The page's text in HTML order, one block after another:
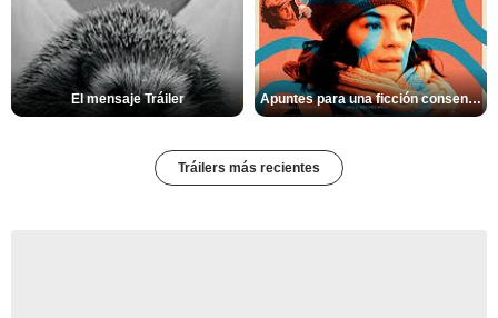
El mensaje Tráiler Apuntes para una ficción consentida Tráiler
Tráilers más recientes